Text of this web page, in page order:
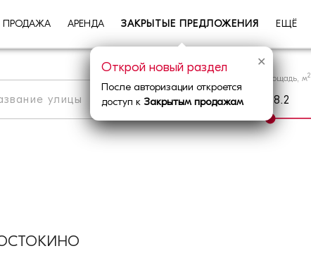
ПРОДАЖА АРЕНДА ЗАКРЫТЫЕ ПРЕДЛОЖЕНИЯ ЕЩЁ
Метро | Округ
Площадь, м2
✕
Открой новый раздел
После авторизации откроется
доступ к Закрытым продажам